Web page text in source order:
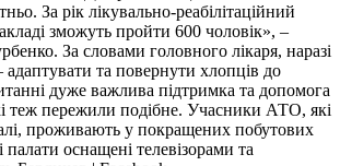
За рік лікувально-реабілітаційний
зможуть пройти 600 чоловік», –
За словами головного лікаря, наразі
адаптувати та повернути хлопців до
дуже важлива підтримка та допомога
теж пережили подібне. Учасники АТО, які
проживають у покращених побутових
оснащені телевізорами та